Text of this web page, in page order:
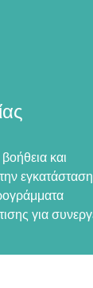
και
εγκατάσταση
για
DAILY